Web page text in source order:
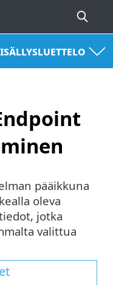
pääikkuna
oleva
jotka
valittua